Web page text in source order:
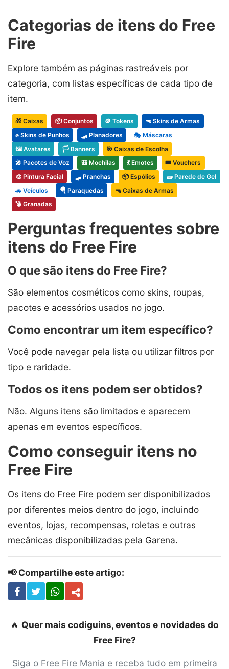
Categorias de itens do Free
Fire
Explore também as páginas rastreáveis por
categoria, com listas específicas de cada tipo de
item.
🎁 Caixas 📦 Conjuntos 🪙 Tokens
🔫 Skins de Armas
✊ Skins de Punhos
🛹 Planadores
🎭 Máscaras
🖼️ Avatares
🏳️ Banners
🎯 Caixas de Escolha
🎤 Pacotes de Voz
🎒 Mochilas 💃 Emotes
🎟️ Vouchers
🎨 Pintura Facial
🛹 Pranchas 📦 Espólios
🧱 Parede de Gel
🚗 Veículos
🪂 Paraquedas
🔫 Caixas de Armas
💣 Granadas
Perguntas frequentes sobre
itens do Free Fire
O que são itens do Free Fire?
São elementos cosméticos como skins, roupas,
pacotes e acessórios usados no jogo.
Como encontrar um item específico?
Você pode navegar pela lista ou utilizar filtros por
tipo e raridade.
Todos os itens podem ser obtidos?
Não. Alguns itens são limitados e aparecem
apenas em eventos específicos.
Como conseguir itens no
Free Fire
Os itens do Free Fire podem ser disponibilizados
por diferentes meios dentro do jogo, incluindo
eventos, lojas, recompensas, roletas e outras
mecânicas disponibilizadas pela Garena.
📢 Compartilhe este artigo:
🔥 Quer mais codiguins, eventos e novidades do
Free Fire?
Siga o Free Fire Mania e receba tudo em primeira